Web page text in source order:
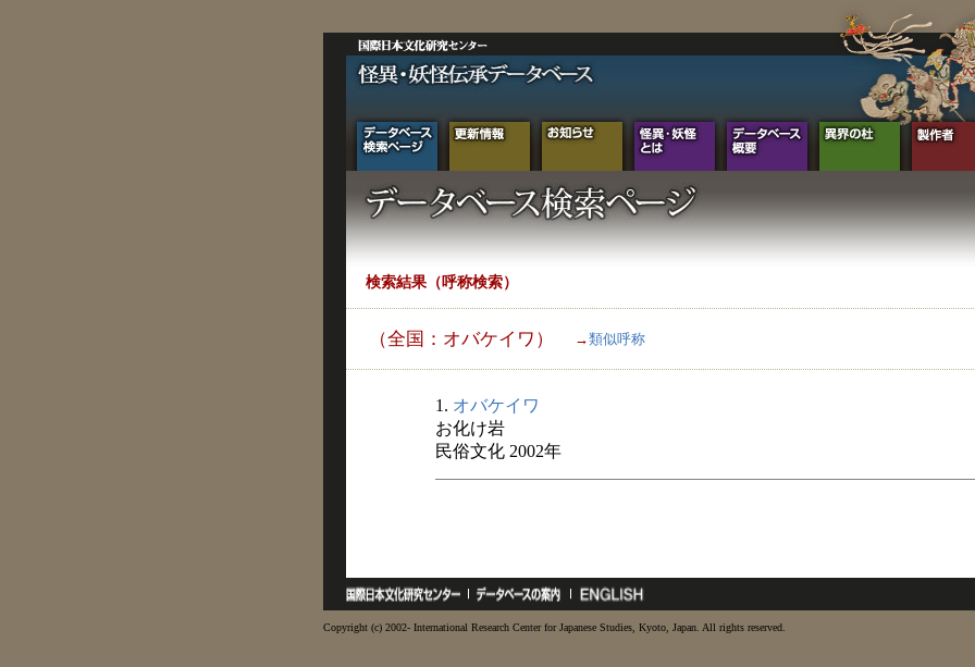
検索結果（呼称検索）
（全国：オバケイワ） →類似呼称
1. オバケイワ
お化け岩
民俗文化 2002年
Copyright (c) 2002- International Research Center for Japanese Studies, Kyoto, Japan. All rights reserved.